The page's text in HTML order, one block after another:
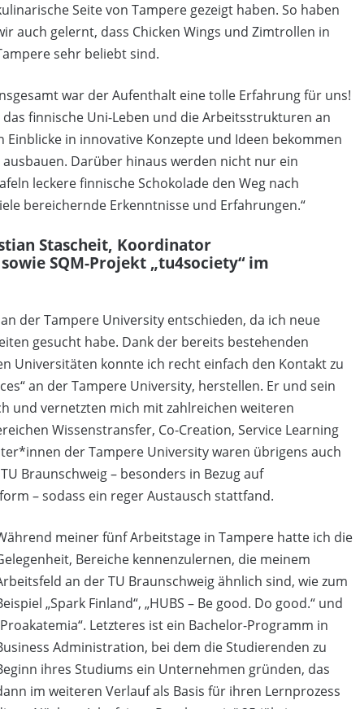
Seite von Tampere gezeigt haben. So haben
auch gelernt, dass Chicken Wings und Zimtrollen in
sehr beliebt sind.
war der Aufenthalt eine tolle Erfahrung für uns!
finnische Uni-Leben und die Arbeitsstrukturen an
in innovative Konzepte und Ideen bekommen
Darüber hinaus werden nicht nur ein
leckere finnische Schokolade den Weg nach
bereichernde Erkenntnisse und Erfahrungen.“
Stascheit, Koordinator
SQM-Projekt „tu4society“ im
der Tampere University entschieden, da ich neue
gesucht habe. Dank der bereits bestehenden
Universitäten konnte ich recht einfach den Kontakt zu
an der Tampere University, herstellen. Er und sein
und vernetzten mich mit zahlreichen weiteren
Wissenstransfer, Co-Creation, Service Learning
der Tampere University waren übrigens auch
Braunschweig – besonders in Bezug auf
– sodass ein reger Austausch stattfand.
meiner fünf Arbeitstage in Tampere hatte ich die
Bereiche kennenzulernen, die meinem
an der TU Braunschweig ähnlich sind, wie zum
„Spark Finland“, „HUBS – Be good. Do good.“ und
Letzteres ist ein Bachelor-Programm in
Administration, bei dem die Studierenden zu
ihres Studiums ein Unternehmen gründen, das
im weiteren Verlauf als Basis für ihren Lernprozess